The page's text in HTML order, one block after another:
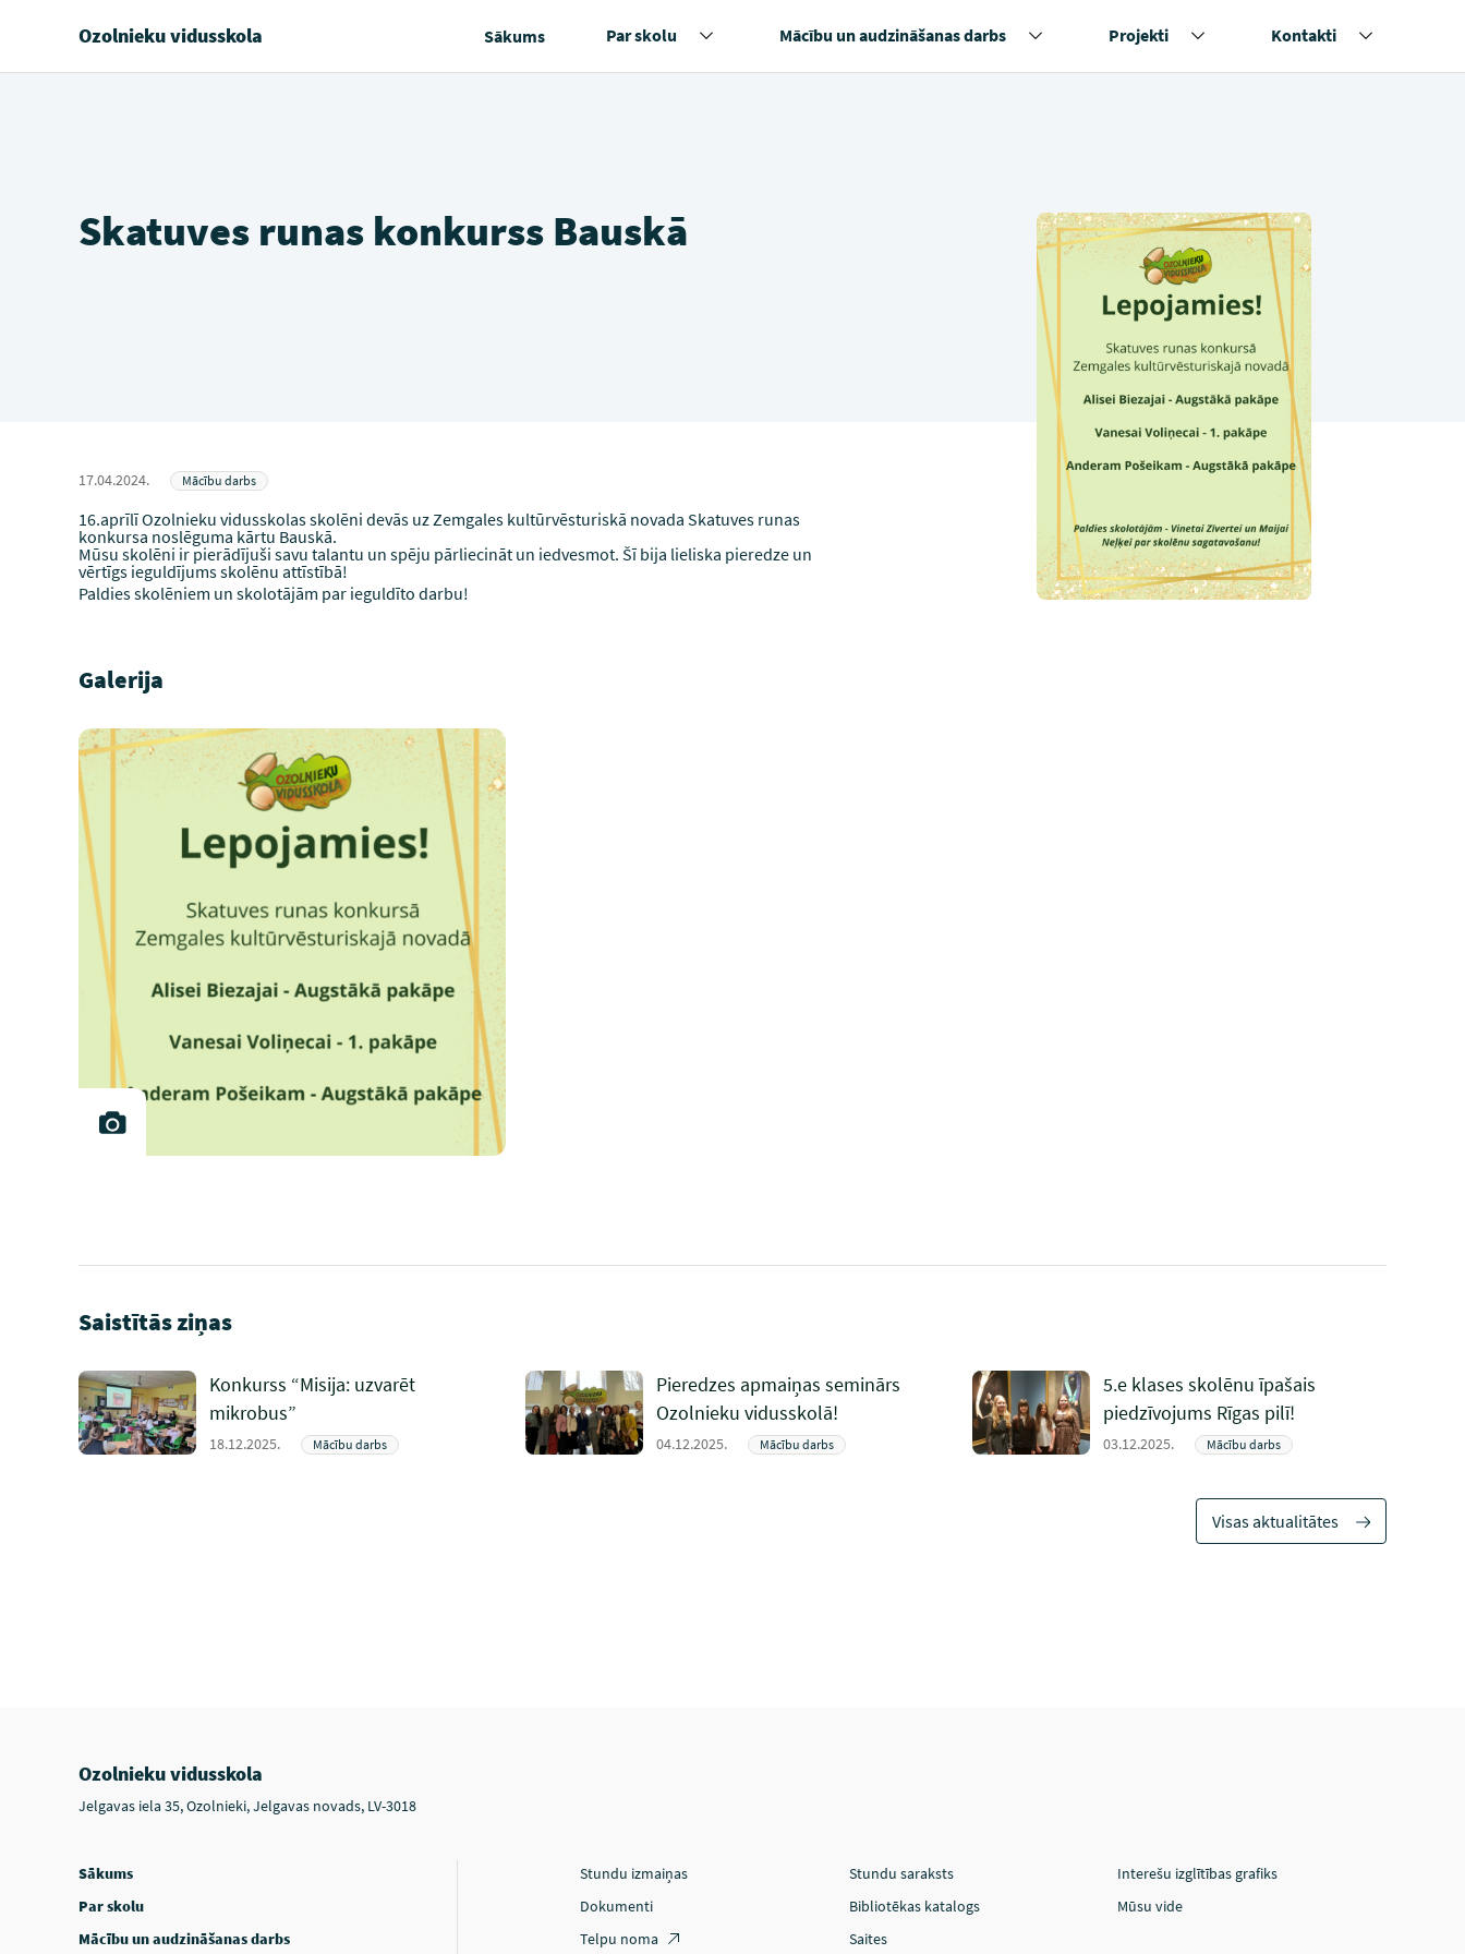
Ozolnieku vidusskola Sākums Par skolu Mācību un audzināšanas darbs Projekti Kontakti
Skatuves runas konkurss Bauskā
17.04.2024. Mācību darbs
16.aprīlī Ozolnieku vidusskolas skolēni devās uz Zemgales kultūrvēsturiskā novada Skatuves runas
konkursa noslēguma kārtu Bauskā.
Mūsu skolēni ir pierādījuši savu talantu un spēju pārliecināt un iedvesmot. Šī bija lieliska pieredze un
vērtīgs ieguldījums skolēnu attīstībā!
Paldies skolēniem un skolotājām par ieguldīto darbu!
Galerija
Saistītās ziņas
Konkurss “Misija: uzvarēt
mikrobus”
18.12.2025. Mācību darbs
Pieredzes apmaiņas seminārs
Ozolnieku vidusskolā!
04.12.2025. Mācību darbs
5.e klases skolēnu īpašais
piedzīvojums Rīgas pilī!
03.12.2025. Mācību darbs
Visas aktualitātes
Ozolnieku vidusskola
Jelgavas iela 35, Ozolnieki, Jelgavas novads, LV-3018
Sākums
Par skolu
Mācību un audzināšanas darbs
Stundu izmaiņas Stundu saraksts
Interešu izglītības grafiks
Dokumenti
Bibliotēkas katalogs
Mūsu vide
Telpu noma
Saites